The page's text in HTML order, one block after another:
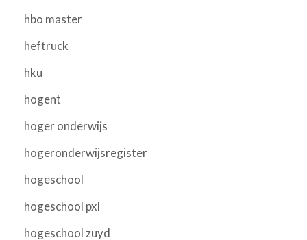
hbo master
heftruck
hku
hogent
hoger onderwijs
hogeronderwijsregister
hogeschool
hogeschool pxl
hogeschool zuyd